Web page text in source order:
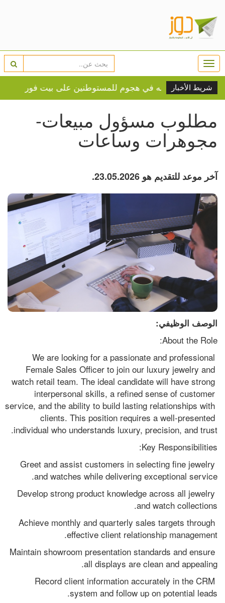
شريط الأخبار
واعتقاله في هجوم للمستوطنين على بيت فوريك
مطلوب مسؤول مبيعات-
مجوهرات وساعات
آخر موعد للتقديم هو 23.05.2026.
الوصف الوظيفي:
About the Role:
We are looking for a passionate and professional
Female Sales Officer to join our luxury jewelry and
watch retail team. The ideal candidate will have strong
interpersonal skills, a refined sense of customer
service, and the ability to build lasting relationships with
clients. This position requires a well-presented
individual who understands luxury, precision, and trust.
Key Responsibilities:
Greet and assist customers in selecting fine jewelry
and watches while delivering exceptional service.
Develop strong product knowledge across all jewelry
and watch collections.
Achieve monthly and quarterly sales targets through
effective client relationship management.
Maintain showroom presentation standards and ensure
all displays are clean and appealing.
Record client information accurately in the CRM
system and follow up on potential leads.